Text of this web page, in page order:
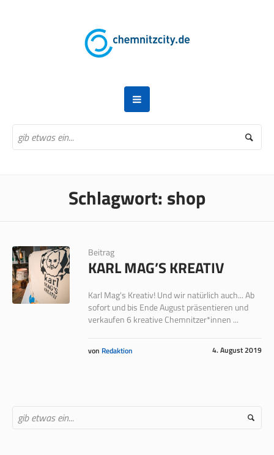
Schlagwort: shop
Beitrag
KARL MAG’S KREATIV
Karl Mag's Kreativ! Und wir natürlich auch... Ab
sofort und bis Ende August präsentieren und
verkaufen 6 kreative Chemnitzer*innen ...
4. August 2019
von Redaktion